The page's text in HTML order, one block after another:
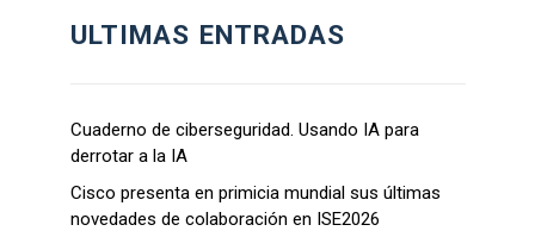
ULTIMAS ENTRADAS
Cuaderno de ciberseguridad. Usando IA para
derrotar a la IA
Cisco presenta en primicia mundial sus últimas
novedades de colaboración en ISE2026